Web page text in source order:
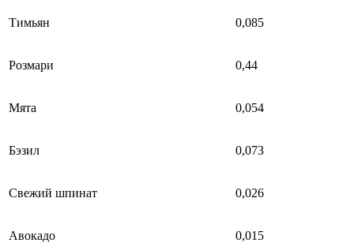
Тимьян 0,085
Розмари 0,44
Мята 0,054
Бэзил 0,073
Свежий шпинат 0,026
Авокадо 0,015